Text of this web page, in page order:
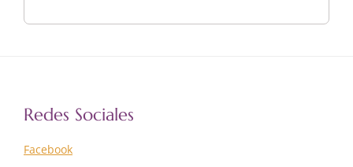
Redes Sociales
Facebook